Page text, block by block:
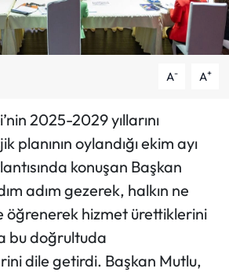
A- A+
2025-2029 yıllarını
planının oylandığı ekim ayı
konuşan Başkan
adım gezerek, halkın ne
öğrenerek hizmet ürettiklerini
bu doğrultuda
dile getirdi. Başkan Mutlu,